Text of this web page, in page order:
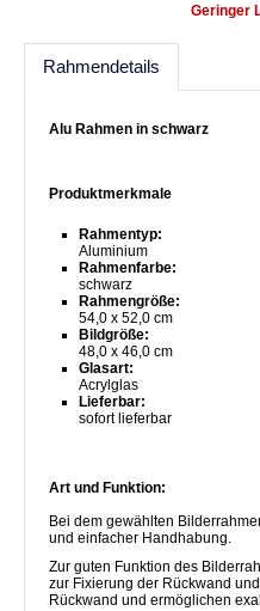
Geringer
Rahmendetails
Alu Rahmen in schwarz
Produktmerkmale
Rahmentyp:
Aluminium
Rahmenfarbe:
schwarz
Rahmengröße:
54,0 x 52,0 cm
Bildgröße:
48,0 x 46,0 cm
Glasart:
Acrylglas
Lieferbar:
sofort lieferbar
Art und Funktion:
Bei dem gewählten
und einfacher Handhabung.
Zur guten Funktion des
zur Fixierung der Rückwand
Rückwand und ermöglichen